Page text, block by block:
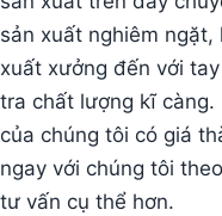
sản xuất nghiêm ngặt,
xuất xưởng đến với
tra chất lượng kĩ càng.
của chúng tôi có giá
ngay với chúng tôi
tư vấn cụ thể hơn.